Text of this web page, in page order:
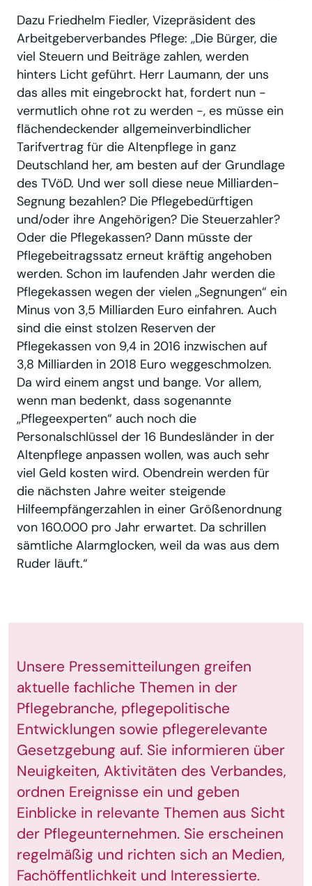
Dazu Friedhelm Fiedler, Vizepräsident des
Arbeitgeberverbandes Pflege: ,,Die Bürger, die
viel Steuern und Beiträge zahlen, werden
hinters Licht geführt. Herr Laumann, der uns
das alles mit eingebrockt hat, fordert nun -
vermutlich ohne rot zu werden -, es müsse ein
flächendeckender allgemeinverbindlicher
Tarifvertrag für die Altenpflege in ganz
Deutschland her, am besten auf der Grundlage
des TVöD. Und wer soll diese neue Milliarden-
Segnung bezahlen? Die Pflegebedürftigen
und/oder ihre Angehörigen? Die Steuerzahler?
Oder die Pflegekassen? Dann müsste der
Pflegebeitragssatz erneut kräftig angehoben
werden. Schon im laufenden Jahr werden die
Pflegekassen wegen der vielen ,,Segnungen“ ein
Minus von 3,5 Milliarden Euro einfahren. Auch
sind die einst stolzen Reserven der
Pflegekassen von 9,4 in 2016 inzwischen auf
3,8 Milliarden in 2018 Euro weggeschmolzen.
Da wird einem angst und bange. Vor allem,
wenn man bedenkt, dass sogenannte
,,Pflegeexperten“ auch noch die
Personalschlüssel der 16 Bundesländer in der
Altenpflege anpassen wollen, was auch sehr
viel Geld kosten wird. Obendrein werden für
die nächsten Jahre weiter steigende
Hilfeempfängerzahlen in einer Größenordnung
von 160.000 pro Jahr erwartet. Da schrillen
sämtliche Alarmglocken, weil da was aus dem
Ruder läuft.“
Unsere Pressemitteilungen greifen
aktuelle fachliche Themen in der
Pflegebranche, pflegepolitische
Entwicklungen sowie pflegerelevante
Gesetzgebung auf. Sie informieren über
Neuigkeiten, Aktivitäten des Verbandes,
ordnen Ereignisse ein und geben
Einblicke in relevante Themen aus Sicht
der Pflegeunternehmen. Sie erscheinen
regelmäßig und richten sich an Medien,
Fachöffentlichkeit und Interessierte.